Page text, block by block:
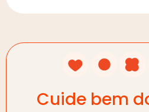
Cuide bem